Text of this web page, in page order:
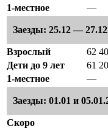
1-местное
—
Заезды: 25.12 —
Взрослый 62
Дети до 9 лет
61
1-местное
—
Заезды: 01.01 и
Скоро